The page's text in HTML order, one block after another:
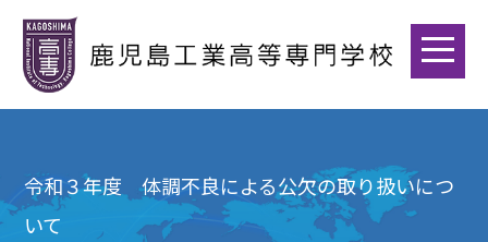
令和３年度 体調不良による公欠の取り扱いにつ
いて